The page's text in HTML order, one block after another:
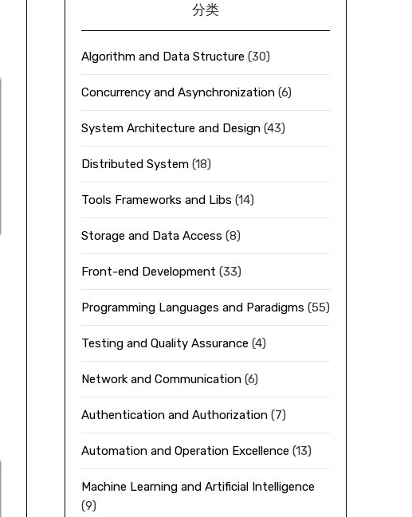
分类
Algorithm and Data Structure (30)
Concurrency and Asynchronization(6)
System Architecture and Design(43)
Distributed System(18)
Tools Frameworks and Libs (14)
Storage and Data Access (8)
Front-end Development (33)
Programming Languages and Paradigms (55)
Testing and Quality Assurance (4)
Network and Communication(6)
Authentication and Authorization(7)
Automation and Operation Excellence (13)
Machine Learning and Artificial Intelligence
(9)